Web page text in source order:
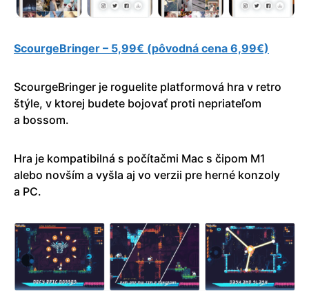
ScourgeBringer – 5,99€ (pôvodná cena 6,99€)
ScourgeBringer je roguelite platformová hra v retro
štýle, v ktorej budete bojovať proti nepriateľom
a bossom.
Hra je kompatibilná s počítačmi Mac s čipom M1
alebo novším a vyšla aj vo verzii pre herné konzoly
a PC.